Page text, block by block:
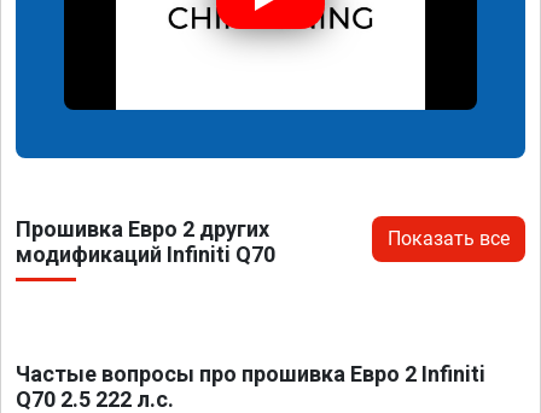
Прошивка Евро 2 других
модификаций Infiniti Q70
Показать все
Частые вопросы про прошивка Евро 2 Infiniti
Q70 2.5 222 л.с.